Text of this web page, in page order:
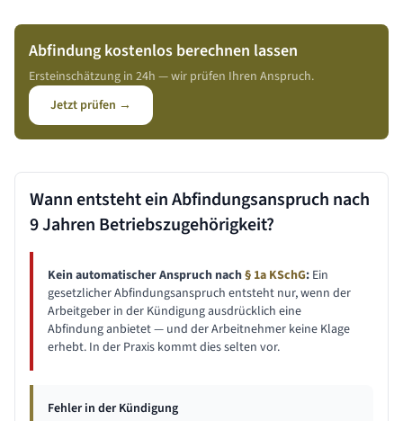
Abfindung kostenlos berechnen lassen
Ersteinschätzung in 24h — wir prüfen Ihren Anspruch.
Jetzt prüfen →
Wann entsteht ein Abfindungsanspruch nach
9 Jahren Betriebszugehörigkeit?
Kein automatischer Anspruch nach§ 1a KSchG: Ein
gesetzlicher Abfindungsanspruch entsteht nur, wenn der
Arbeitgeber in der Kündigung ausdrücklich eine
Abfindung anbietet — und der Arbeitnehmer keine Klage
erhebt. In der Praxis kommt dies selten vor.
Fehler in der Kündigung